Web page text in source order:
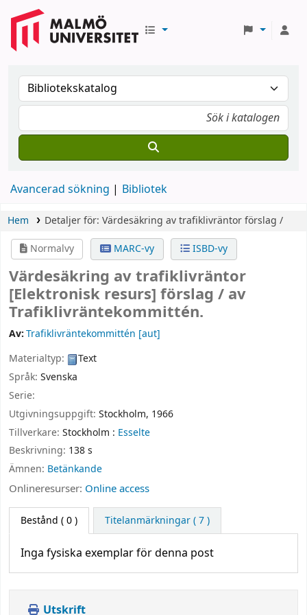
Avancerad sökning Bibliotek
Hem Detaljer för: Värdesäkring av trafiklivräntorförslag /
Normalvy
MARC-vy ISBD-vy
Värdesäkring av trafiklivräntor
[Elektronisk resurs] förslag / av
Trafiklivräntekommittén.
Av:Trafiklivräntekommittén [aut]
Materialtyp:
Text
Språk: Svenska
Serie:
Utgivningsuppgift: Stockholm, 1966
Tillverkare: Stockholm : Esselte
Beskrivning: 138 s
Ämnen: Betänkande
Onlineresurser: Online access
Bestånd ( 0 ) Titelanmärkningar ( 7 )
Inga fysiska exemplar för denna post
Utskrift